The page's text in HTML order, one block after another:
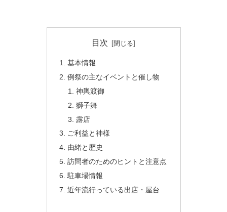
目次
基本情報
例祭の主なイベントと催し物
神輿渡御
獅子舞
露店
ご利益と神様
由緒と歴史
訪問者のためのヒントと注意点
駐車場情報
近年流行っている出店・屋台